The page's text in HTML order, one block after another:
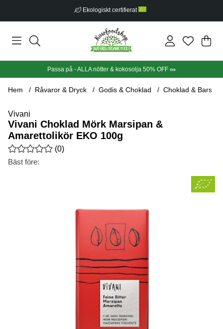
Ekologiskt certifierat
Din
.
Passa på - ALLA nötter & kokosolja 50% OFF 🥜
Hem Råvaror & Dryck Godis & Choklad Choklad & Bars
Vivani
Vivani Choklad Mörk Marsipan &
Amarettolikör EKO 100g
Medelbetyg 0 av 5 Antal betyg 0
(0)
Bäst före:
Produktbilder Vivani Choklad Mörk Marsipan & Amarettolikör